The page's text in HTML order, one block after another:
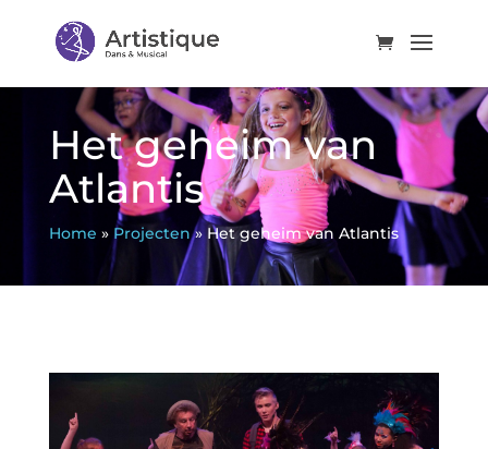
Het geheim van
Atlantis
Home » Projecten» Het geheim van Atlantis